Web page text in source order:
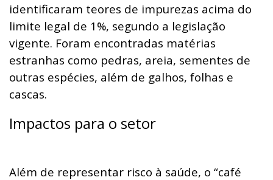
identificaram teores de impurezas acima do
limite legal de 1%, segundo a legislação
vigente. Foram encontradas matérias
estranhas como pedras, areia, sementes de
outras espécies, além de galhos, folhas e
cascas.
Impactos para o setor
Além de representar risco à saúde, o “café